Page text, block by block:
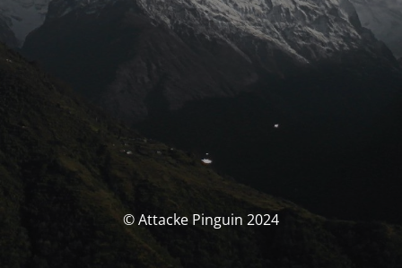
© Attacke Pinguin 2024